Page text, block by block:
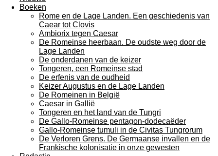
Boeken
Rome en de Lage Landen. Een geschiedenis van
Caear tot Clovis
Ambiorix tegen Caesar
De Romeinse heerbaan. De oudste weg door de
Lage Landen
De onderdanen van de keizer
Tongeren, een Romeinse stad
De erfenis van de oudheid
Keizer Augustus en de Lage Landen
De Romeinen in België
Caesar in Gallië
Tongeren en het land van de Tungri
De Gallo-Romeinse pentagon-dodecaëder
Gallo-Romeinse tumuli in de Civitas Tungrorum
De Verloren Grens. De Germaanse invallen en de
Frankische kolonisatie in onze gewesten